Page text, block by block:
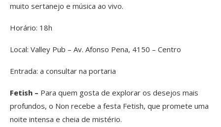
muito sertanejo e música ao vivo.
Horário: 18h
Local: Valley Pub – Av. Afonso Pena, 4150 – Centro
Entrada: a consultar na portaria
Fetish – Para quem gosta de explorar os desejos mais
profundos, o Non recebe a festa Fetish, que promete uma
noite intensa e cheia de mistério.